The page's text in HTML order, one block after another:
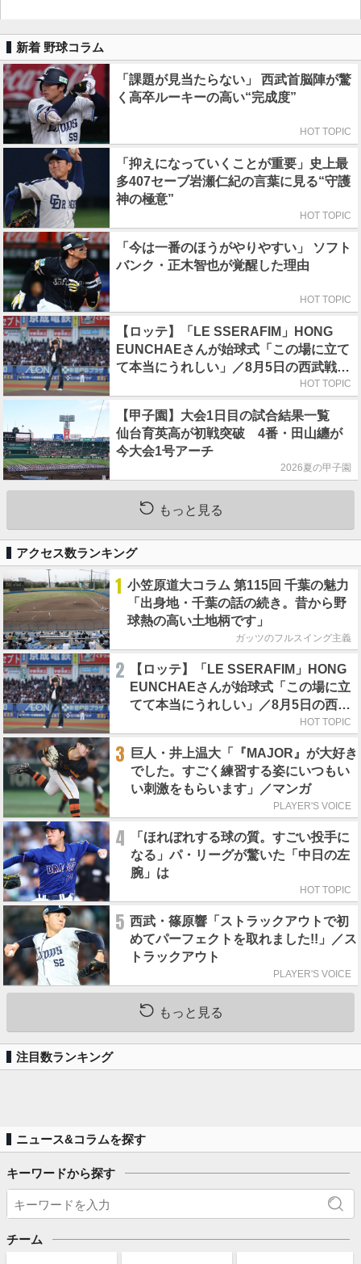
新着 野球コラム
「課題が見当たらない」 西武首脳陣が驚
く高卒ルーキーの高い“完成度”
HOT TOPIC
「抑えになっていくことが重要」史上最
多407セーブ岩瀬仁紀の言葉に見る“守護
神の極意”
HOT TOPIC
「今は一番のほうがやりやすい」 ソフト
バンク・正木智也が覚醒した理由
HOT TOPIC
【ロッテ】「LE SSERAFIM」HONG
EUNCHAEさんが始球式「この場に立て
て本当にうれしい」／8月5日の西武戦
HOT TOPIC
【甲子園】大会1日目の試合結果一覧
仙台育英高が初戦突破 4番・田山纏が
今大会1号アーチ
2026夏の甲子園
もっと見る
アクセス数ランキング
1 小笠原道大コラム 第115回 千葉の魅力
「出身地・千葉の話の続き。昔から野
球熱の高い土地柄です」
ガッツのフルスイング主義
2
【ロッテ】「LE SSERAFIM」HONG
EUNCHAEさんが始球式「この場に立
てて本当にうれしい」／8月5日の西武
HOT TOPIC
3
巨人・井上温大「『MAJOR』が大好き
でした。すごく練習する姿にいつもい
い刺激をもらいます」／マンガ
PLAYER'S VOICE
4
「ほれぼれする球の質。すごい投手に
なる」パ・リーグが驚いた「中日の左
腕」は
HOT TOPIC
5 西武・篠原響「ストラックアウトで初
めてパーフェクトを取れました!!」／ス
トラックアウト
PLAYER'S VOICE
もっと見る
注目数ランキング
ニュース&コラムを探す
キーワードから探す
チーム